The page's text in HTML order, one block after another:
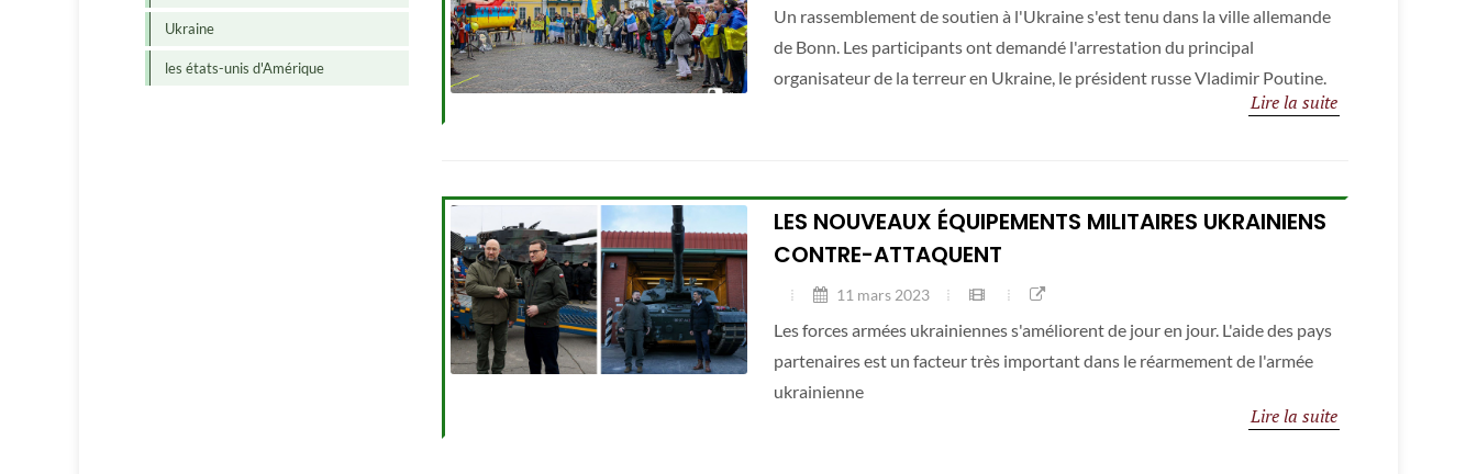
Ukraine
les états-unis d'Amérique
Un rassemblement de soutien à l'Ukraine s'est tenu dans la ville allemande
de Bonn. Les participants ont demandé l'arrestation du principal
organisateur de la terreur en Ukraine, le président russe Vladimir Poutine.
Lire la suite
LES NOUVEAUX ÉQUIPEMENTS MILITAIRES UKRAINIENS
CONTRE-ATTAQUENT
11 mars 2023
Les forces armées ukrainiennes s'améliorent de jour en jour. L'aide des pays
partenaires est un facteur très important dans le réarmement de l'armée
ukrainienne
Lire la suite